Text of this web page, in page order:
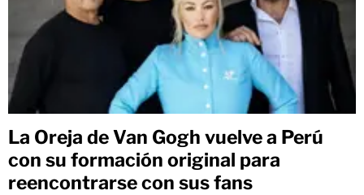
La Oreja de Van Gogh vuelve a Perú
con su formación original para
reencontrarse con sus fans